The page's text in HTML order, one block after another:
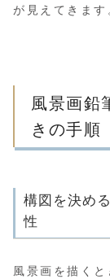
が見えてきます
風景画鉛
きの手順
構図を決め
性
風景画を描く